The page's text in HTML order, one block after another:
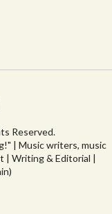
Reserved.
| Music writers, music
| Writing & Editorial |